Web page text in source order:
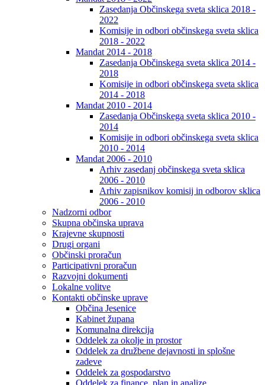
Zasedanja Občinskega sveta sklica 2018 -
2022
Komisije in odbori občinskega sveta sklica
2018 - 2022
Mandat 2014 - 2018
Zasedanja Občinskega sveta sklica 2014 -
2018
Komisije in odbori občinskega sveta sklica
2014 - 2018
Mandat 2010 - 2014
Zasedanja Občinskega sveta sklica 2010 -
2014
Komisije in odbori občinskega sveta sklica
2010 - 2014
Mandat 2006 - 2010
Arhiv zasedanj občinskega sveta sklica
2006 - 2010
Arhiv zapisnikov komisij in odborov sklica
2006 - 2010
Nadzorni odbor
Skupna občinska uprava
Krajevne skupnosti
Drugi organi
Občinski proračun
Participativni proračun
Razvojni dokumenti
Lokalne volitve
Kontakti občinske uprave
Občina Jesenice
Kabinet župana
Komunalna direkcija
Oddelek za okolje in prostor
Oddelek za družbene dejavnosti in splošne
zadeve
Oddelek za gospodarstvo
Oddelek za finance, plan in analize